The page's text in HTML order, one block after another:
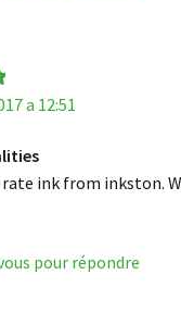
a 12:51
ink from inkston.
pour répondre